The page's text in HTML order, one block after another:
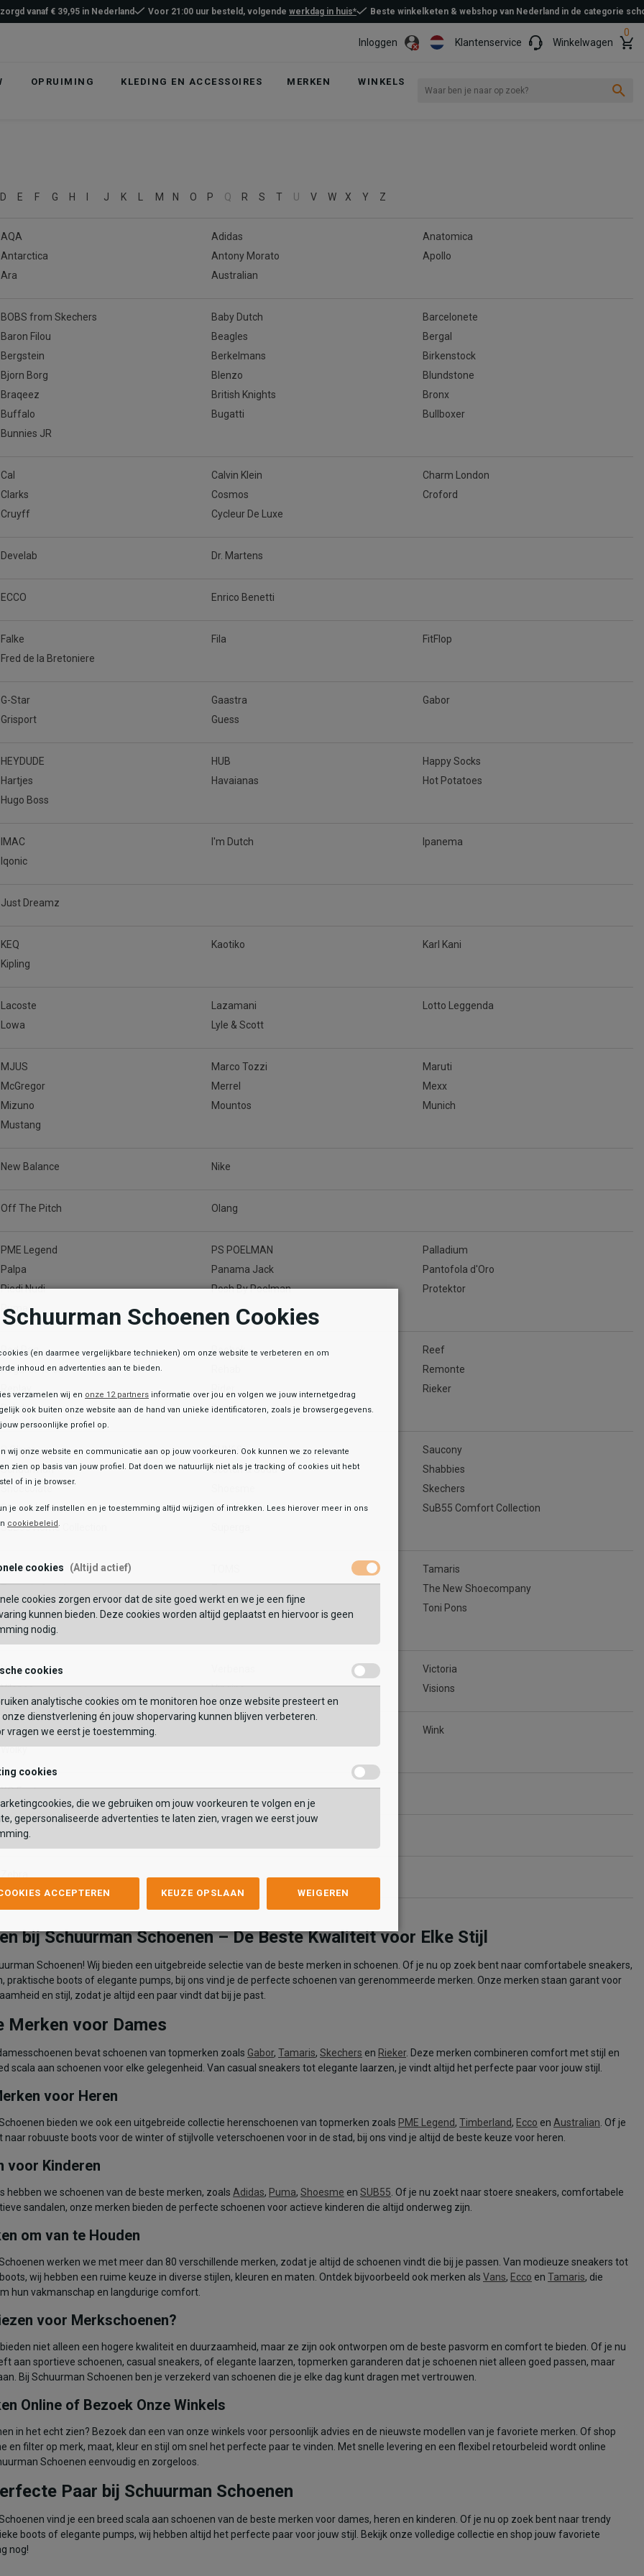
Inloggen Klantenservice
0
Winkelwagen
OPRUIMING KLEDING EN ACCESSOIRES MERKEN WINKELS
vanaf € 39,95 in Nederland Voor 21:00 uur besteld, volgende werkdag in huis* Beste winkelketen & webshop van Nederland in de categorie
D E F G H J K M N O P Q R S T U V W X Y Z
AQA Adidas
Anatomica
Antarctica
Antony Morato
Apollo
Ara
Australian
BOBS from Skechers Baby Dutch
Barcelonete
Baron Filou
Beagles
Bergal
Bergstein
Berkelmans
Birkenstock
Bjorn Borg
Blenzo
Blundstone
Braqeez
British Knights
Bronx
Buffalo
Bugatti
Bullboxer
Bunnies JR
Cal Calvin Klein
Charm London
Clarks
Cosmos
Croford
Cruyff
Cycleur De Luxe
Develab Dr. Martens
ECCO Enrico Benetti
Falke Fila
FitFlop
Fred de la Bretoniere
G-Star Gaastra
Gabor
Grisport
Guess
HEYDUDE HUB
Happy Socks
Hartjes
Havaianas
Hot Potatoes
Hugo Boss
IMAC I'm Dutch
Ipanema
Iqonic
Just Dreamz
KEQ Kaotiko
Karl Kani
Kipling
Lacoste Lazamani
Lotto Leggenda
Lowa
Lyle & Scott
MJUS Marco Tozzi
Maruti
McGregor
Merrel
Mexx
Mizuno
Mountos
Munich
Mustang
New Balance Nike
Off The Pitch Olang
PME Legend PS POELMAN
Palladium
Palpa
Panama Jack
Pantofola d'Oro
Piedi Nudi
Posh By Poelman
Protektor
Puma
Red Rag Reebok
Reef
Regarde le Ciel
Remonte
Rieker
Rohde
Rucanor
S.Oliver SUN68
Saucony
Schuurman
Scotch & Soda
Shabbies
Shoecolate
Skechers
Steve Madden
SuB55
SuB55 Comfort Collection
SuB55 Home Collection
TEVA
Tamaris
The New Shoecompany
Timberland
Tommy Hilfiger
Toni Pons
Tozen
Vans
Victoria
Vilenca
Vingino Visions
Waldlaufer
Wink
Wolky
XQ Footwear
Yokono
bij Schuurman Schoenen – De Beste Kwaliteit voor Elke Stijl
Schoenen! Wij bieden een uitgebreide selectie van de beste merken in schoenen. Of je nu op zoek bent naar comfortabele sneakers,
praktische boots of elegante pumps, bij ons vind je de perfecte schoenen van gerenommeerde merken. Onze merken staan garant voor
en stijl, zodat je altijd een paar vindt dat bij je past.
Merken voor Dames
bevat schoenen van topmerken zoals Gabor, Tamaris, Skechers en Rieker. Deze merken combineren comfort met stijl en
scala aan schoenen voor elke gelegenheid. Van casual sneakers tot elegante laarzen, je vindt altijd het perfecte paar voor jouw stijl.
voor Heren
bieden we ook een uitgebreide collectie herenschoenen van topmerken zoals PME Legend, Timberland, Ecco en Australian . Of je
naar robuuste boots voor de winter of stijlvolle veterschoenen voor in de stad, bij ons vind je altijd de beste keuze voor heren.
voor Kinderen
hebben we schoenen van de beste merken, zoals Adidas, Puma, Shoesme en SUB55 . Of je nu zoekt naar stoere sneakers, comfortabele
sandalen, onze merken bieden de perfecte schoenen voor actieve kinderen die altijd onderweg zijn.
om van te Houden
werken we met meer dan 80 verschillende merken, zodat je altijd de schoenen vindt die bij je passen. Van modieuze sneakers tot
wij hebben een ruime keuze in diverse stijlen, kleuren en maten. Ontdek bijvoorbeeld ook merken als Vans, Ecco en Tamaris, die
hun vakmanschap en langdurige comfort.
voor Merkschoenen?
niet alleen een hogere kwaliteit en duurzaamheid, maar ze zijn ook ontworpen om de beste pasvorm en comfort te bieden. Of je nu
aan sportieve schoenen, casual sneakers, of elegante laarzen, topmerken garanderen dat je schoenen niet alleen goed passen, maar
Bij Schuurman Schoenen ben je verzekerd van schoenen die je elke dag kunt dragen met vertrouwen.
Online of Bezoek Onze Winkels
in het echt zien? Bezoek dan een van onze winkels voor persoonlijk advies en de nieuwste modellen van je favoriete merken. Of shop
en filter op merk, maat, kleur en stijl om snel het perfecte paar te vinden. Met snelle levering en een flexibel retourbeleid wordt online
Schoenen eenvoudig en zorgeloos.
Paar bij Schuurman Schoenen
vind je een breed scala aan schoenen van de beste merken voor dames, heren en kinderen. Of je nu op zoek bent naar trendy
boots of elegante pumps, wij hebben altijd het perfecte paar voor jouw stijl. Bekijk onze volledige collectie en shop jouw favoriete
nog!
Schuurman Schoenen Cookies
(en daarmee vergelijkbare technieken) om onze website te verbeteren en om
inhoud en advertenties aan te bieden.
verzamelen wij en onze 12 partners informatie over jou en volgen we jouw internetgedrag
ook buiten onze website aan de hand van unieke identificatoren, zoals je browsergegevens.
persoonlijke profiel op.
wij onze website en communicatie aan op jouw voorkeuren. Ook kunnen we zo relevante
zien op basis van jouw profiel. Dat doen we natuurlijk niet als je tracking of cookies uit hebt
of in je browser.
je ook zelf instellen en je toestemming altijd wijzigen of intrekken. Lees hierover meer in ons
cookiebeleid .
cookies (Altijd actief)
cookies zorgen ervoor dat de site goed werkt en we je een fijne
kunnen bieden. Deze cookies worden altijd geplaatst en hiervoor is geen
nodig.
cookies
analytische cookies om te monitoren hoe onze website presteert en
onze dienstverlening én jouw shopervaring kunnen blijven verbeteren.
vragen we eerst je toestemming.
cookies
die we gebruiken om jouw voorkeuren te volgen en je
gepersonaliseerde advertenties te laten zien, vragen we eerst jouw
ACCEPTEREN KEUZE OPSLAAN WEIGEREN